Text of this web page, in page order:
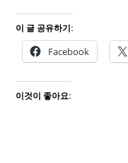
이 글 공유하기:
Facebook
이것이 좋아요: